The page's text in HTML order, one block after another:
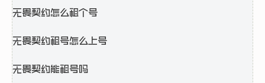
无畏契约怎么租个号
无畏契约租号怎么上号
无畏契约能租号吗